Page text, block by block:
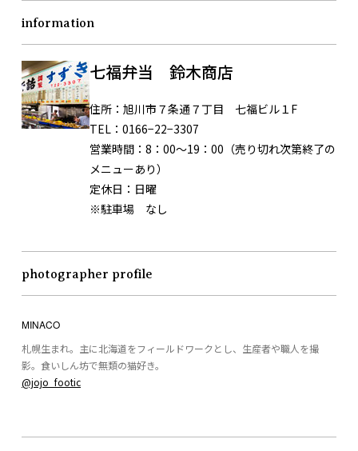
information
七福弁当 鈴木商店
住所： 旭川市７条通７丁目 七福ビル１F
TEL： 0166−22−3307
営業時間： 8：00〜19：00（売り切れ次第終了の
メニューあり）
定休日： 日曜
※駐車場 なし
photographer profile
MINACO
札幌生まれ。主に北海道をフィールドワークとし、生産者や職人を撮
影。食いしん坊で無類の猫好き。
@jojo_footic